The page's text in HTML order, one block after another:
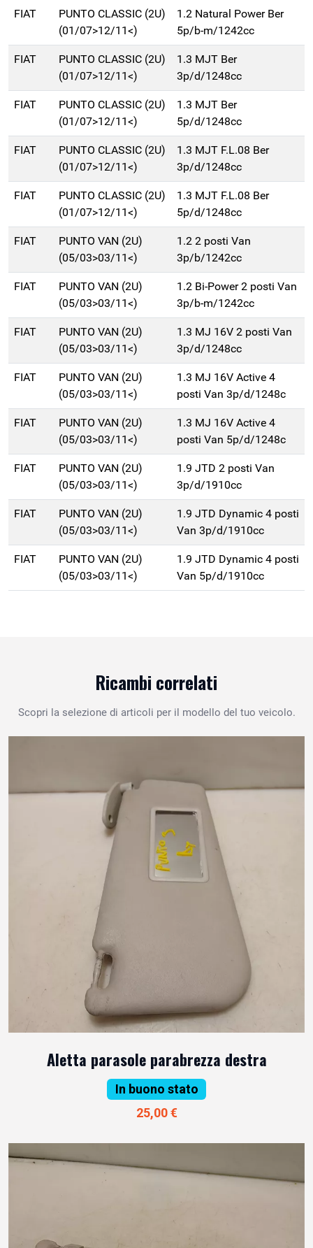
FIAT
PUNTO CLASSIC (2U)
(01/07>12/11<)
1.2 Natural Power Ber
5p/b-m/1242cc
FIAT
PUNTO CLASSIC (2U)
(01/07>12/11<)
1.3 MJT Ber
3p/d/1248cc
FIAT
PUNTO CLASSIC (2U)
(01/07>12/11<)
1.3 MJT Ber
5p/d/1248cc
FIAT
PUNTO CLASSIC (2U)
(01/07>12/11<)
1.3 MJT F.L.08 Ber
3p/d/1248cc
FIAT
PUNTO CLASSIC (2U)
(01/07>12/11<)
1.3 MJT F.L.08 Ber
5p/d/1248cc
FIAT
PUNTO VAN (2U)
(05/03>03/11<)
1.2 2 posti Van
3p/b/1242cc
FIAT
PUNTO VAN (2U)
(05/03>03/11<)
1.2 Bi-Power 2 posti Van
3p/b-m/1242cc
FIAT
PUNTO VAN (2U)
(05/03>03/11<)
1.3 MJ 16V 2 posti Van
3p/d/1248cc
FIAT
PUNTO VAN (2U)
(05/03>03/11<)
1.3 MJ 16V Active 4
posti Van 3p/d/1248c
FIAT
PUNTO VAN (2U)
(05/03>03/11<)
1.3 MJ 16V Active 4
posti Van 5p/d/1248c
FIAT
PUNTO VAN (2U)
(05/03>03/11<)
1.9 JTD 2 posti Van
3p/d/1910cc
FIAT
PUNTO VAN (2U)
(05/03>03/11<)
1.9 JTD Dynamic 4 posti
Van 3p/d/1910cc
FIAT
PUNTO VAN (2U)
(05/03>03/11<)
1.9 JTD Dynamic 4 posti
Van 5p/d/1910cc
Ricambi correlati
Scopri la selezione di articoli per il modello del tuo veicolo.
Aletta parasole parabrezza destra
In buono stato
25,00 €